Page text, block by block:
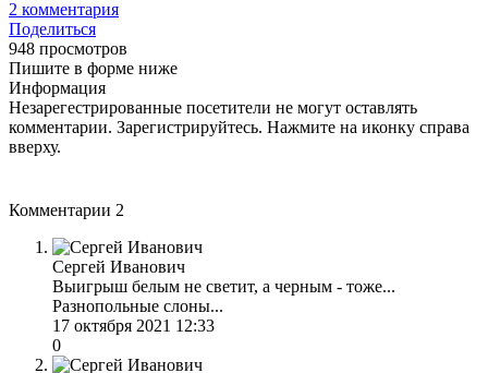
2 комментария
Поделиться
948 просмотров
Пишите в форме ниже
Информация
Незарегестрированные посетители не могут оставлять
комментарии. Зарегистрируйтесь. Нажмите на иконку справа
вверху.
Комментарии 2
Сергей Иванович
Выигрыш белым не светит, а черным - тоже...
Разнопольные слоны...
17 октября 2021 12:33
0